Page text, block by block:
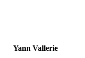
Yann Vallerie